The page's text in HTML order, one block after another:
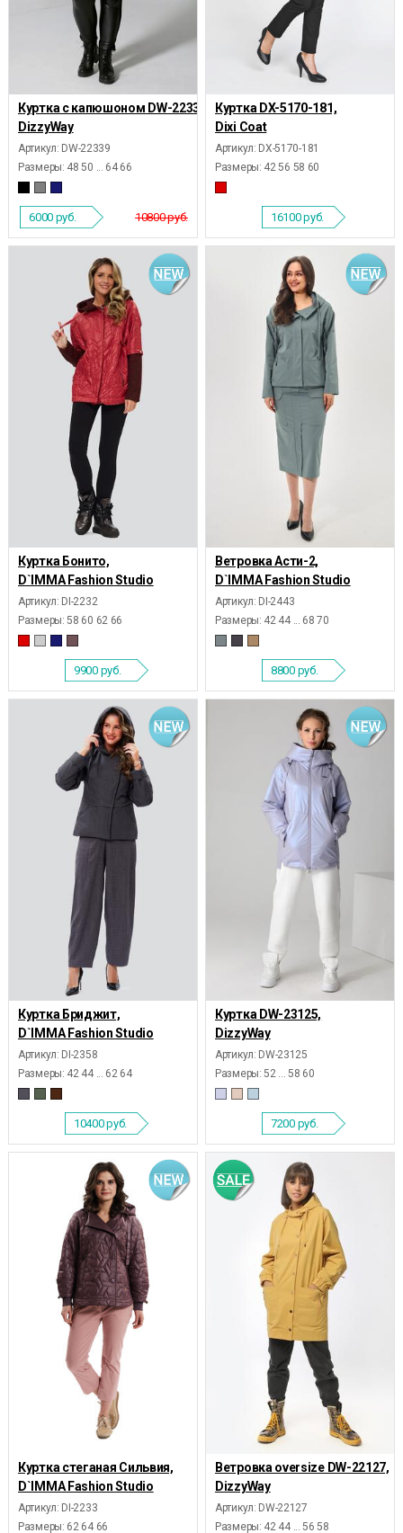
Куртка с капюшоном DW-22339,
DizzyWay
Артикул: DW-22339
Размеры: 48 50 ... 64 66
10800 руб.
6000 руб.
Куртка DX-5170-181,
Dixi Coat
Артикул: DX-5170-181
Размеры: 42 56 58 60
16100руб.
Куртка Бонито,
D`IMMA Fashion Studio
Артикул: DI-2232
Размеры: 58 60 62 66
9900 руб.
Ветровка Асти-2,
D`IMMA Fashion Studio
Артикул: DI-2443
Размеры: 42 44 ... 68 70
8800 руб.
Куртка Бриджит,
D`IMMA Fashion Studio
Артикул: DI-2358
Размеры: 42 44 ... 62 64
10400руб.
Куртка DW-23125,
DizzyWay
Артикул: DW-23125
Размеры: 52 ... 58 60
7200 руб.
Куртка стеганая Сильвия,
D`IMMA Fashion Studio
Артикул: DI-2233
Размеры: 62 64 66
Ветровка oversize DW-22127,
DizzyWay
Артикул: DW-22127
Размеры: 42 44 ... 56 58